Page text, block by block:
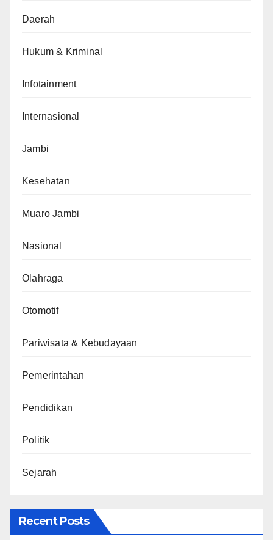
Daerah
Hukum & Kriminal
Infotainment
Internasional
Jambi
Kesehatan
Muaro Jambi
Nasional
Olahraga
Otomotif
Pariwisata & Kebudayaan
Pemerintahan
Pendidikan
Politik
Sejarah
Recent Posts